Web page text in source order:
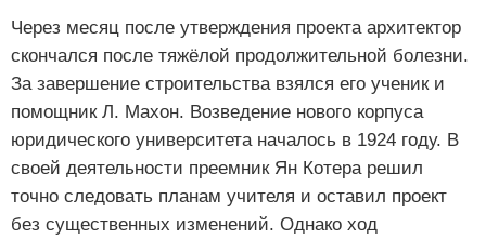
Через месяц после утверждения проекта архитектор
скончался после тяжёлой продолжительной болезни.
За завершение строительства взялся его ученик и
помощник Л. Махон. Возведение нового корпуса
юридического университета началось в 1924 году. В
своей деятельности преемник Ян Котера решил
точно следовать планам учителя и оставил проект
без существенных изменений. Однако ход